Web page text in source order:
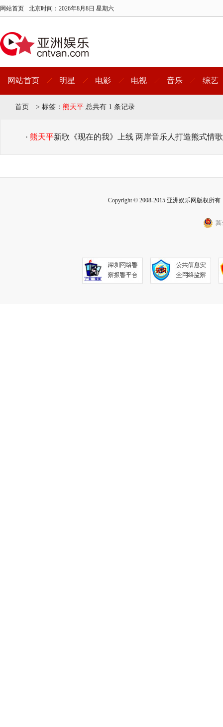
网站首页 北京时间： 2026年8月8日 星期六
网站首页 明星 电影 电视 音乐 综艺
首页 > 标签： 熊天平 总共有 1 条记录
· 熊天平新歌《现在的我》上线 两岸音乐人打造熊式情歌
Copyright © 2008-2015 亚洲娱乐网版权所
冀